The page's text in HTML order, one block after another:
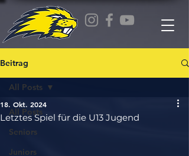
Beitrag
All Posts
Seniors
Juniors
All Posts
Letztes Spiel für die U13 Jugend
18. Okt. 2024